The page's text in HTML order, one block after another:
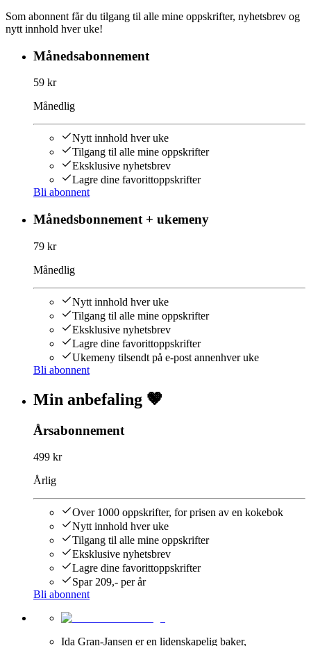
Som abonnent får du tilgang til alle mine oppskrifter, nyhetsbrev og
nytt innhold hver uke!
Månedsabonnement
59 kr
Månedlig
Nytt innhold hver uke
Tilgang til alle mine oppskrifter
Eksklusive nyhetsbrev
Lagre dine favorittoppskrifter
Bli abonnent
Månedsbonnement + ukemeny
79 kr
Månedlig
Nytt innhold hver uke
Tilgang til alle mine oppskrifter
Eksklusive nyhetsbrev
Lagre dine favorittoppskrifter
Ukemeny tilsendt på e-post annenhver uke
Bli abonnent
Min anbefaling 🤎
Årsabonnement
499 kr
Årlig
Over 1000 oppskrifter, for prisen av en kokebok
Nytt innhold hver uke
Tilgang til alle mine oppskrifter
Eksklusive nyhetsbrev
Lagre dine favorittoppskrifter
Spar 209,- per år
Bli abonnent
Ida Gran-Jansen er en lidenskapelig baker,